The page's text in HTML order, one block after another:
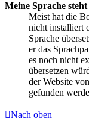
Meine Sprache
Meist hat die
nicht installiert
Sprache
er das
es noch nicht
übersetzen
der Website von
gefunden
Nach oben